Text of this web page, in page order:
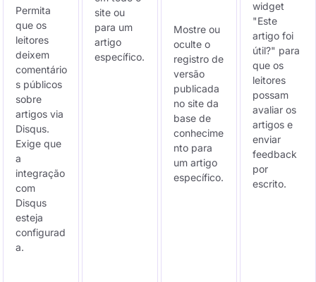
Permita
que os
leitores
deixem
comentário
s públicos
sobre
artigos via
Disqus.
Exige que
a
integração
com
Disqus
esteja
configurad
a.
site ou
para um
artigo
específico.
Mostre ou
oculte o
registro de
versão
publicada
no site da
base de
conhecime
nto para
um artigo
específico.
widget
"Este
artigo foi
útil?" para
que os
leitores
possam
avaliar os
artigos e
enviar
feedback
por
escrito.